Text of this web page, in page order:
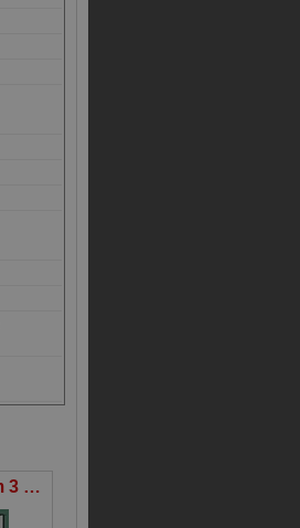
The Goon Tom 3 Library